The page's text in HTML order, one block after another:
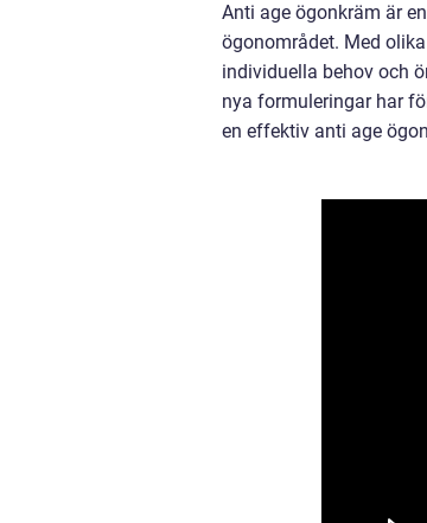
Anti age ögonkräm är
ögonområdet. Med
individuella behov och
nya formuleringar har
en effektiv anti age